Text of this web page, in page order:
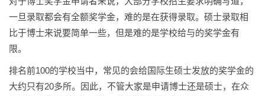
一旦录取都会有全额奖学金，难的是在获得录取。硕士录取相
比于博士来说要简单一些，但是难的是学校给与的奖学金有
限。
排名前100的学校当中，常见的会给国际生硕士发放的奖学金的
大约只有20多所。因此，不管大家是申请博士还是硕士，在众